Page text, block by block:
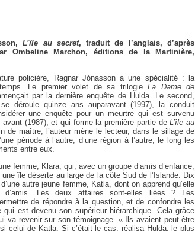
L’île au secret, traduit de l’anglais, d’après
Ombeline Marchon, éditions de la Martinière,
policière, Ragnar Jónasson a une spécialité : la
Le premier volet de sa trilogieLa Dame de
par la dernière enquête de Hulda. Le second,
se déroule quinze ans auparavant (1997), la conduit
une enquête pour un meurtre qui est survenu
avant (1987), et qui forme la première partie deL’île au
de maître, l’auteur mène le lecteur, dans le sillage de
période à l’autre, d’une région à l’autre, le long les
entre eux.
femme, Klara, qui, avec un groupe d’amis d’enfance,
île déserte au large de la côte Sud de l’Islande. Dix
autre jeune femme, Katla, dont on apprend qu’elle
Les deux affaires sont-elles liées ? Les
de répondre à la question, et de confondre les
est devenu son supérieur hiérarchique. Cela grâce
va revenir sur son témoignage. « Ils avaient peut-être
celui de Katla. Si c’était le cas, réalisa Hulda, le plus